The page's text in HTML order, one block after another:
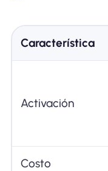
Característica
Activación
Costo